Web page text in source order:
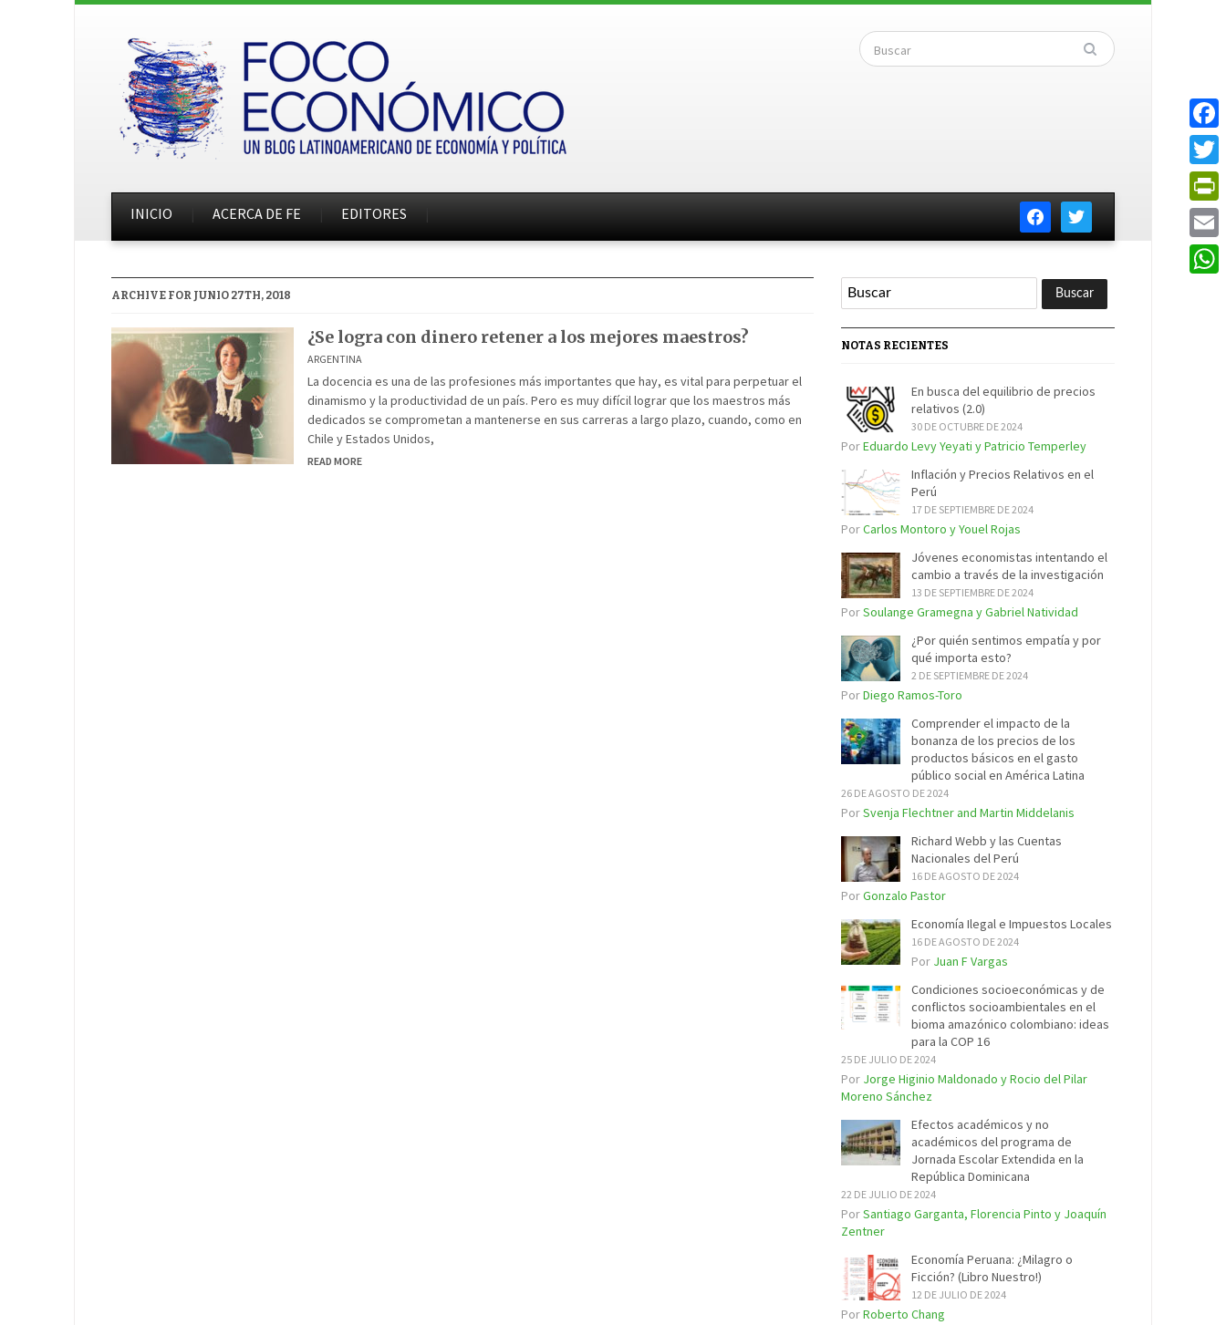
facebooktwitter
INICIO ACERCA DE FE EDITORES
ARCHIVE FOR JUNIO 27TH, 2018
¿Se logra con dinero retener a los mejores maestros?
ARGENTINA
La docencia es una de las profesiones más importantes que hay, es vital para perpetuar el
dinamismo y la productividad de un país. Pero es muy difícil lograr que los maestros más
dedicados se comprometan a mantenerse en sus carreras a largo plazo, cuando, como en
Chile y Estados Unidos,
READ MORE
NOTAS RECIENTES
En busca del equilibrio de precios
relativos (2.0)
30 DE OCTUBRE DE 2024
PorEduardo Levy Yeyati y Patricio Temperley
Inflación y Precios Relativos en el
Perú
17 DE SEPTIEMBRE DE 2024
PorCarlos Montoro y Youel Rojas
Jóvenes economistas intentando el
cambio a través de la investigación
13 DE SEPTIEMBRE DE 2024
PorSoulange Gramegna y Gabriel Natividad
¿Por quién sentimos empatía y por
qué importa esto?
2 DE SEPTIEMBRE DE 2024
PorDiego Ramos-Toro
Comprender el impacto de la
bonanza de los precios de los
productos básicos en el gasto
público social en América Latina
26 DE AGOSTO DE 2024
PorSvenja Flechtner and Martin Middelanis
Richard Webb y las Cuentas
Nacionales del Perú
16 DE AGOSTO DE 2024
PorGonzalo Pastor
Economía Ilegal e Impuestos Locales
16 DE AGOSTO DE 2024
Por Juan F Vargas
Condiciones socioeconómicas y de
conflictos socioambientales en el
bioma amazónico colombiano: ideas
para la COP 16
25 DE JULIO DE 2024
Por Jorge Higinio Maldonado y Rocio del Pilar
Moreno Sánchez
Efectos académicos y no
académicos del programa de
Jornada Escolar Extendida en la
República Dominicana
22 DE JULIO DE 2024
PorSantiago Garganta, Florencia Pinto y Joaquín
Zentner
Economía Peruana: ¿Milagro o
Ficción? (Libro Nuestro!)
12 DE JULIO DE 2024
PorRoberto Chang
Email